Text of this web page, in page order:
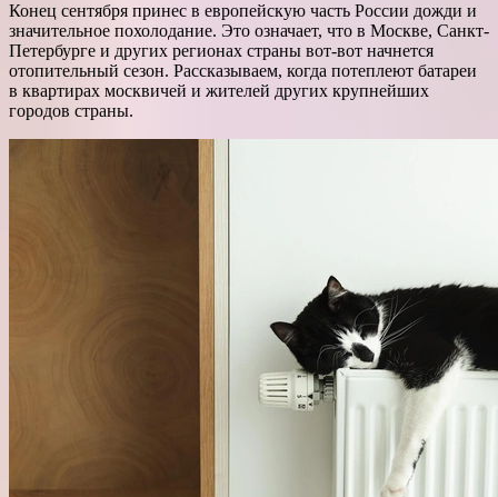
Конец сентября принес в европейскую часть России дожди и
значительное похолодание. Это означает, что в Москве, Санкт-
Петербурге и других регионах страны вот-вот начнется
отопительный сезон. Рассказываем, когда потеплеют батареи
в квартирах москвичей и жителей других крупнейших
городов страны.